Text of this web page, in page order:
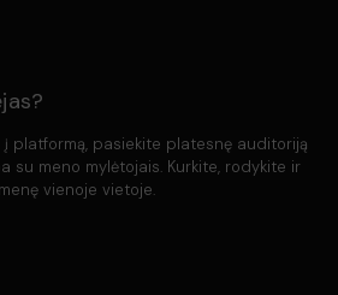
platformą, pasiekite platesnę auditoriją
su meno mylėtojais. Kurkite, rodykite ir
vienoje vietoje.